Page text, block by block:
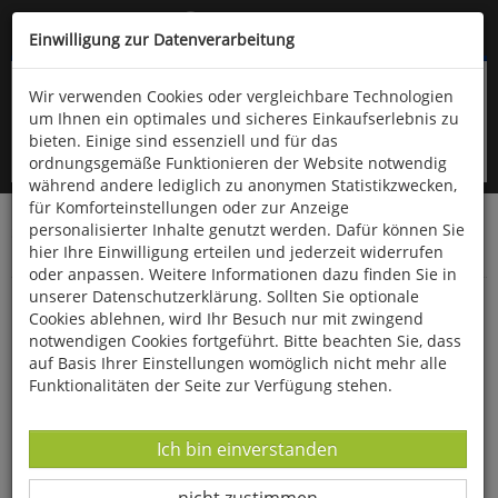
Kompletten Head der Seite überspringen
oder (06766) 9323-960
Startseite Technik & Freizeit
Outdoor & Wandern
Bekleidung
Softshellweste »Professional«
Einwilligung zur Datenverarbeitung
Wir verwenden Cookies oder vergleichbare Technologien
um Ihnen ein optimales und sicheres Einkaufserlebnis zu
bieten. Einige sind essenziell und für das
ordnungsgemäße Funktionieren der Website notwendig
während andere lediglich zu anonymen Statistikzwecken,
für Komforteinstellungen oder zur Anzeige
personalisierter Inhalte genutzt werden. Dafür können Sie
hier Ihre Einwilligung erteilen und jederzeit widerrufen
oder anpassen. Weitere Informationen dazu finden Sie in
unserer Datenschutzerklärung. Sollten Sie optionale
Cookies ablehnen, wird Ihr Besuch nur mit zwingend
notwendigen Cookies fortgeführt. Bitte beachten Sie, dass
auf Basis Ihrer Einstellungen womöglich nicht mehr alle
Funktionalitäten der Seite zur Verfügung stehen.
Datenverarbeitung -
Ich bin einverstanden